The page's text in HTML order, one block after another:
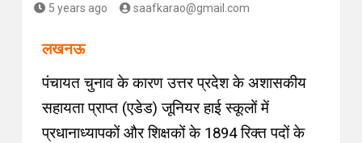
5 years ago saafkarao@gmail.com
लखनऊ
पंचायत चुनाव के कारण उत्तर प्रदेश के अशासकीय
सहायता प्राप्त (एडेड) जूनियर हाई स्कूलों में
प्रधानाध्यापकों और शिक्षकों के 1894 रिक्त पदों के